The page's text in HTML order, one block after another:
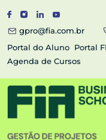
gpro@fia.com.br
Portal do Aluno Portal
Agenda de Cursos